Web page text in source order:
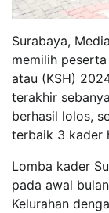
Surabaya,
memilih
atau (KSH)
terakhir
berhasil lolos,
terbaik 3 kader
Lomba kader
pada awal
Kelurahan